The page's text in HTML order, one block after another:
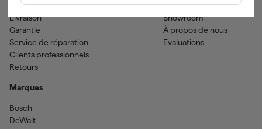
Méthodes de paiement
Livraison
Garantie
Service de réparation
Clients professionnels
Retours
Marques
Bosch
DeWalt
Actualites
Showroom
À propos de nous
Evaluations